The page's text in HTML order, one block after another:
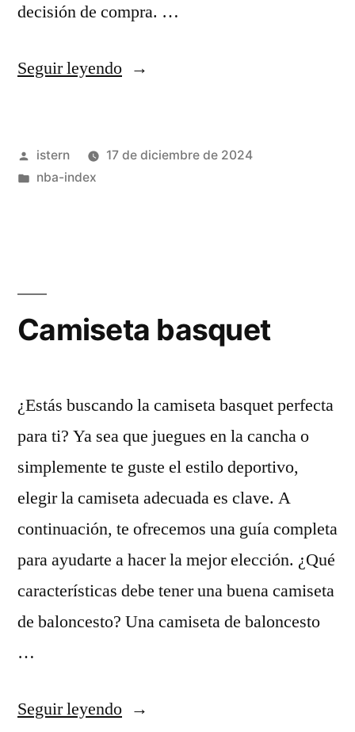
decisión de compra. …
Seguir leyendo«camiseta
Publicado
por
istern
17 de diciembre de 2024
Publicado
nba-index
Camiseta basquet
¿Estás buscando la camiseta basquet perfecta
para ti? Ya sea que juegues en la cancha o
simplemente te guste el estilo deportivo,
elegir la camiseta adecuada es clave. A
continuación, te ofrecemos una guía completa
para ayudarte a hacer la mejor elección. ¿Qué
características debe tener una buena camiseta
de baloncesto? Una camiseta de baloncesto
…
Seguir leyendo«Camiseta